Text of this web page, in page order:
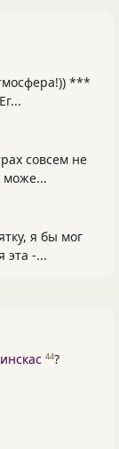
***
совсем не
може...
я бы мог
эта -...
44?